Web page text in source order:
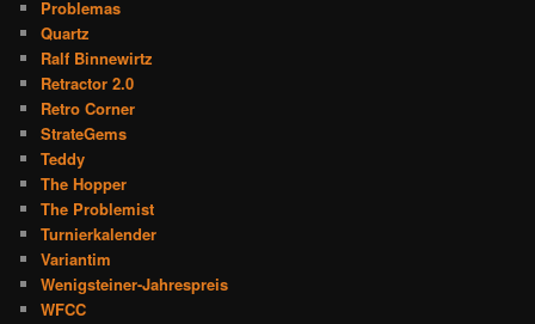
Problemas
Quartz
Ralf Binnewirtz
Retractor 2.0
Retro Corner
StrateGems
Teddy
The Hopper
The Problemist
Turnierkalender
Variantim
Wenigsteiner-Jahrespreis
WFCC